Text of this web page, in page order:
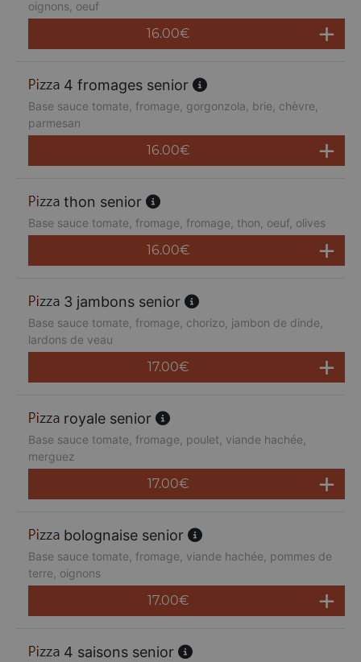
oignons, oeuf
16.00€
4 fromages senior
Base sauce tomate, fromage, gorgonzola, brie, chèvre,
parmesan
16.00€
thon senior
Base sauce tomate, fromage, fromage, thon, oeuf, olives
16.00€
3 jambons senior
Base sauce tomate, fromage, chorizo, jambon de dinde,
lardons de veau
17.00€
royale senior
Base sauce tomate, fromage, poulet, viande hachée,
merguez
17.00€
bolognaise senior
Base sauce tomate, fromage, viande hachée, pommes de
terre, oignons
17.00€
4 saisons senior